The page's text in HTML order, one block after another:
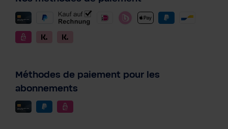
Méthodes de paiement pour les
abonnements